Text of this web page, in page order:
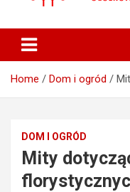
Home Dom i ogród
DOM I OGRÓD
Mity